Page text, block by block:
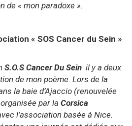
de « mon paradoxe ».
« SOS Cancer du Sein »
S.O.S Cancer Du Sein il y a deux
de mon poème. Lors de la
la baie d’Ajaccio (renouvelée
par la Corsica
l’association basée à Nice.